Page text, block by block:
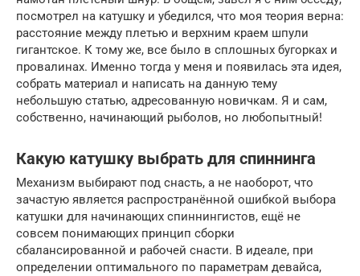
посмотрел на катушку и убедился, что моя теория верна:
расстояние между плетью и верхним краем шпули
гигантское. К тому же, все было в сплошных бугорках и
провалинах. Именно тогда у меня и появилась эта идея,
собрать материал и написать на данную тему
небольшую статью, адресованную новичкам. Я и сам,
собственно, начинающий рыболов, но любопытный!
Какую катушку выбрать для спиннинга
Механизм выбирают под снасть, а не наоборот, что
зачастую является распространённой ошибкой выбора
катушки для начинающих спиннингистов, ещё не
совсем понимающих принцип сборки
сбалансированной и рабочей снасти. В идеале, при
определении оптимального по параметрам девайса,